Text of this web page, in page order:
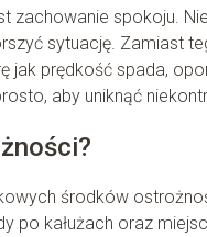
zachowanie spokoju.
sytuację. Zamiast
jak prędkość spada,
aby uniknąć
środków
po kałużach oraz